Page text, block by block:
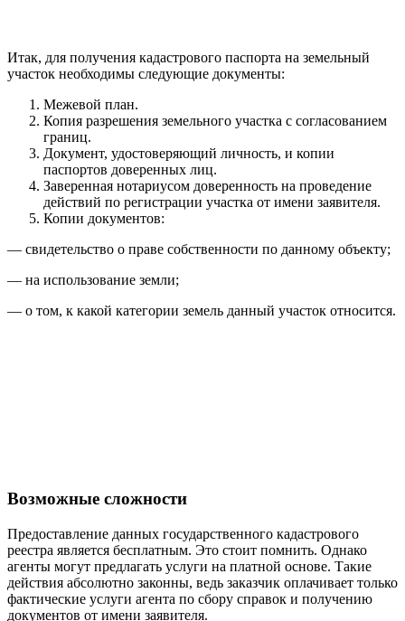
Итак, для получения кадастрового паспорта на земельный
участок необходимы следующие документы:
Межевой план.
Копия разрешения земельного участка с согласованием
границ.
Документ, удостоверяющий личность, и копии
паспортов доверенных лиц.
Заверенная нотариусом доверенность на проведение
действий по регистрации участка от имени заявителя.
Копии документов:
— свидетельство о праве собственности по данному объекту;
— на использование земли;
— о том, к какой категории земель данный участок относится.
Возможные сложности
Предоставление данных государственного кадастрового
реестра является бесплатным. Это стоит помнить. Однако
агенты могут предлагать услуги на платной основе. Такие
действия абсолютно законны, ведь заказчик оплачивает только
фактические услуги агента по сбору справок и получению
документов от имени заявителя.